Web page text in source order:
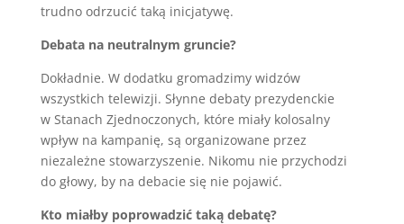
trudno odrzucić taką inicjatywę.
Debata na neutralnym gruncie?
Dokładnie. W dodatku gromadzimy widzów
wszystkich telewizji. Słynne debaty prezydenckie
w Stanach Zjednoczonych, które miały kolosalny
wpływ na kampanię, są organizowane przez
niezależne stowarzyszenie. Nikomu nie przychodzi
do głowy, by na debacie się nie pojawić.
Kto miałby poprowadzić taką debatę?